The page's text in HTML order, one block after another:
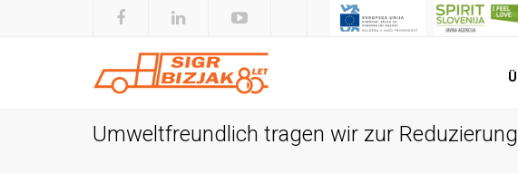
Umweltfreundlich tragen wir zur